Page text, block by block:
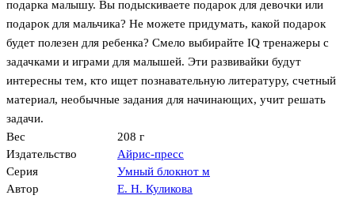
подарка малышу. Вы подыскиваете подарок для девочки или
подарок для мальчика? Не можете придумать, какой подарок
будет полезен для ребенка? Смело выбирайте IQ тренажеры с
задачками и играми для малышей. Эти развивайки будут
интересны тем, кто ищет познавательную литературу, счетный
материал, необычные задания для начинающих, учит решать
задачи.
Вес
208 г
Издательство
Айрис-пресс
Серия
Умный блокнот м
Автор
Е. Н. Куликова